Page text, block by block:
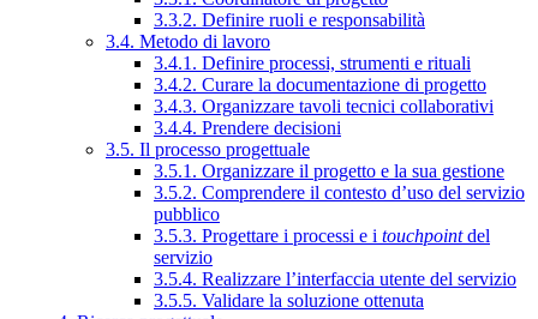
3.3.2. Definire ruoli e responsabilità
3.4. Metodo di lavoro
3.4.1. Definire processi, strumenti e rituali
3.4.2. Curare la documentazione di progetto
3.4.3. Organizzare tavoli tecnici collaborativi
3.4.4. Prendere decisioni
3.5. Il processo progettuale
3.5.1. Organizzare il progetto e la sua gestione
3.5.2. Comprendere il contesto d’uso del servizio
pubblico
3.5.3. Progettare i processi e i touchpointdel
servizio
3.5.4. Realizzare l’interfaccia utente del servizio
3.5.5. Validare la soluzione ottenuta